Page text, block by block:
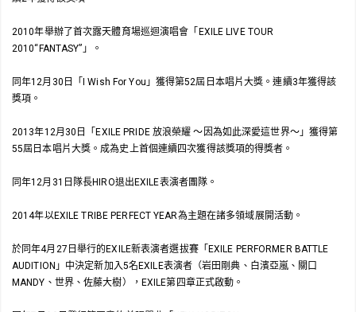
2010年舉辦了首次露天體育場巡迴演唱會「EXILE LIVE TOUR
2010“FANTASY”」。
同年12月30日「I Wish For You」獲得第52屆日本唱片大獎。連續3年獲得該
獎項。
2013年12月30日「EXILE PRIDE 放浪榮耀 ～因為如此深愛這世界～」獲得第
55屆日本唱片大獎。成為史上首個連續四次獲得該獎項的得獎者。
同年12月31日隊長HIRO退出EXILE表演者團隊。
2014年以EXILE TRIBE PERFECT YEAR為主題在諸多領域展開活動。
於同年4月27日舉行的EXILE新表演者選拔賽「EXILE PERFORMER BATTLE
AUDITION」中決定新加入5名EXILE表演者（岩田剛典、白濱亞嵐、關口
MANDY、世界、佐藤大樹），EXILE第四章正式啟動。